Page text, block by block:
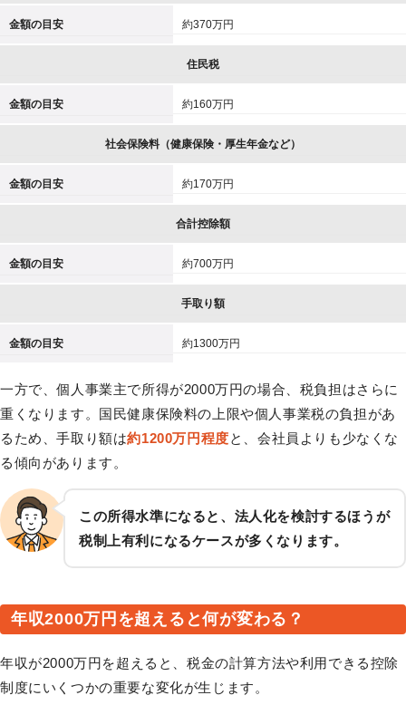
金額の目安 約370万円
住民税
金額の目安 約160万円
社会保険料（健康保険・厚生年金など）
金額の目安 約170万円
合計控除額
金額の目安 約700万円
手取り額
金額の目安 約1300万円
一方で、個人事業主で所得が2000万円の場合、税負担はさらに
重くなります。国民健康保険料の上限や個人事業税の負担があ
るため、手取り額は約1200万円程度と、会社員よりも少なくな
る傾向があります。
この所得水準になると、法人化を検討するほうが
税制上有利になるケースが多くなります。
年収2000万円を超えると何が変わる？
年収が2000万円を超えると、税金の計算方法や利用できる控除
制度にいくつかの重要な変化が生じます。